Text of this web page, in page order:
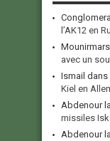
Conglomera
l’AK12 en
avec un
Ismail dans
Kiel en
Abdenour
missiles
Abdenour